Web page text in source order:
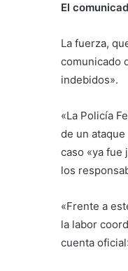
El
La fuerza,
comunicado
indebidos».
«La Policía
de un
caso «ya fue
los
«Frente a
la labor
cuenta